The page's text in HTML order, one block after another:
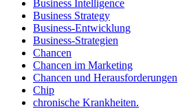
Business Intelligence
Business Strategy
Business-Entwicklung
Business-Strategien
Chancen
Chancen im Marketing
Chancen und Herausforderungen
Chip
chronische Krankheiten.